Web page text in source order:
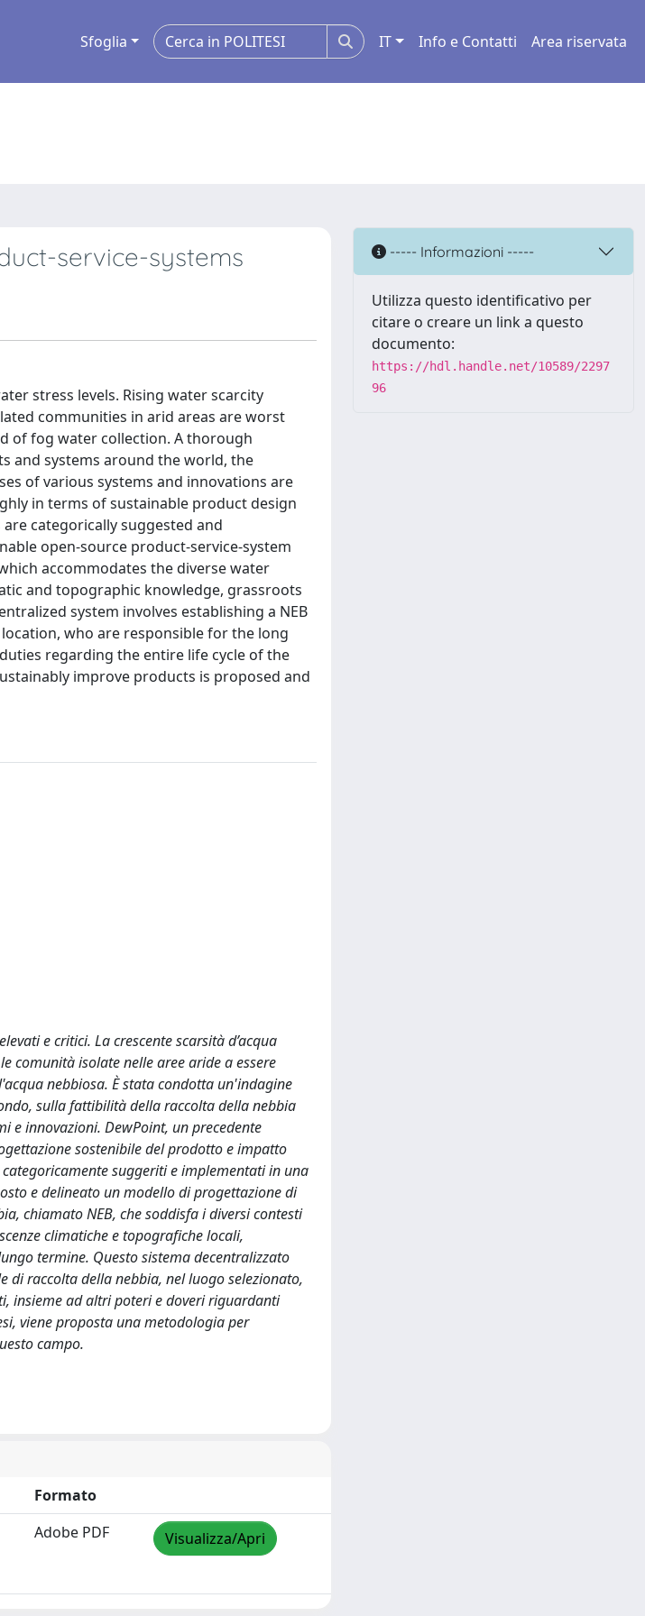
Sfoglia IT Info e Contatti Area riservata
service-systems
stress levels. Rising water scarcity
communities in arid areas are worst
of fog water collection. A thorough
and systems around the world, the
of various systems and innovations are
in terms of sustainable product design
categorically suggested and
open-source product-service-system
accommodates the diverse water
and topographic knowledge, grassroots
system involves establishing a NEB
who are responsible for the long
regarding the entire life cycle of the
improve products is proposed and
e critici. La crescente scarsità d’acqua
comunità isolate nelle aree aride a essere
nebbiosa. È stata condotta un'indagine
sulla fattibilità della raccolta della nebbia
e innovazioni. DewPoint, un precedente
sostenibile del prodotto e impatto
suggeriti e implementati in una
e delineato un modello di progettazione di
chiamato NEB, che soddisfa i diversi contesti
climatiche e topografiche locali,
termine. Questo sistema decentralizzato
di raccolta della nebbia, nel luogo selezionato,
insieme ad altri poteri e doveri riguardanti
viene proposta una metodologia per
campo.
Formato
Adobe PDF Visualizza/Apri
----- Informazioni -----
Utilizza questo identificativo per
citare o creare un link a questo
documento:
https://hdl.handle.net/10589/2297
96